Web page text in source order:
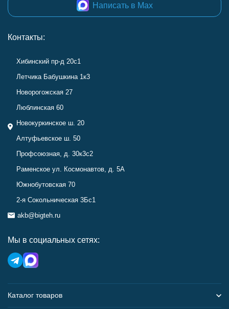
Написать в Max
Контакты:
Хибинский пр-д 20с1
Летчика Бабушкина 1к3
Новорогожская 27
Люблинская 60
Новокуркинское ш. 20
Алтуфьевское ш. 50
Профсоюзная, д. 30к3с2
Раменское ул. Космонавтов, д. 5А
Южнобутовская 70
2-я Сокольническая 3Бс1
akb@bigteh.ru
Мы в социальных сетях:
Каталог товаров